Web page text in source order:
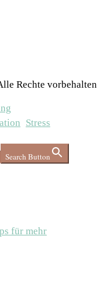
Rechte vorbehalten
Stress
Search Button
für mehr